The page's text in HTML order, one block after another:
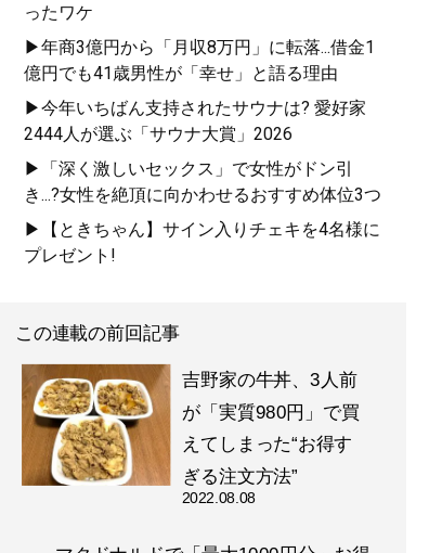
ったワケ
▶年商3億円から「月収8万円」に転落...借金1
億円でも41歳男性が「幸せ」と語る理由
▶今年いちばん支持されたサウナは? 愛好家
2444人が選ぶ「サウナ大賞」2026
▶「深く激しいセックス」で女性がドン引
き...?女性を絶頂に向かわせるおすすめ体位3つ
▶【ときちゃん】サイン入りチェキを4名様に
プレゼント!
この連載の前回記事
吉野家の牛丼、3人前
が「実質980円」で買
えてしまった“お得す
ぎる注文方法”
2022.08.08